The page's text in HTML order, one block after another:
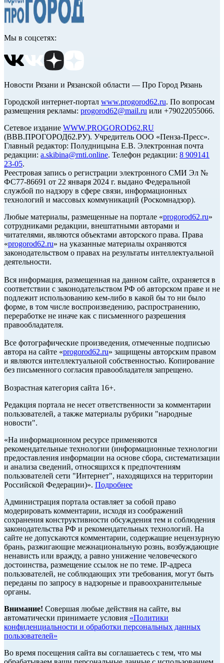
Мы в соцсетях:
Новости Рязани и Рязанской области — Про Город Рязань
Городской интернет-портал www.progorod62.ru. По вопросам
размещения рекламы: progorod62@mail.ru или +79022055066.
Сетевое издание WWW.PROGOROD62.RU
(ВВВ.ПРОГОРОД62.РУ). Учредитель ООО «Пенза-Пресс».
Главный редактор: Полудницына Е.В. Электронная почта
редакции: a.skibina@rnti.online. Телефон редакции: 8 909141
23-05.
Реестровая запись о регистрации электронного СМИ Эл №
ФС77-86691 от 22 января 2024 г. выдано Федеральной
службой по надзору в сфере связи, информационных
технологий и массовых коммуникаций (Роскомнадзор).
Любые материалы, размещенные на портале «progorod62.ru»
сотрудниками редакции, внештатными авторами и
читателями, являются объектами авторского права. Права
«progorod62.ru» на указанные материалы охраняются
законодательством о правах на результаты интеллектуальной
деятельности.
Вся информация, размещенная на данном сайте, охраняется в
соответствии с законодательством РФ об авторском праве и не
подлежит использованию кем-либо в какой бы то ни было
форме, в том числе воспроизведению, распространению,
переработке не иначе как с письменного разрешения
правообладателя.
Все фотографические произведения, отмеченные подписью
автора на сайте «progorod62.ru» защищены авторским правом
и являются интеллектуальной собственностью. Копирование
без письменного согласия правообладателя запрещено.
Возрастная категория сайта 16+.
Редакция портала не несет ответственности за комментарии
пользователей, а также материалы рубрики "народные
новости".
«На информационном ресурсе применяются
рекомендательные технологии (информационные технологии
предоставления информации на основе сбора, систематизации
и анализа сведений, относящихся к предпочтениям
пользователей сети "Интернет", находящихся на территории
Российской Федерации)». Подробнее
Администрация портала оставляет за собой право
модерировать комментарии, исходя из соображений
сохранения конструктивности обсуждения тем и соблюдения
законодательства РФ и рекомендательных технологий. На
сайте не допускаются комментарии, содержащие нецензурную
брань, разжигающие межнациональную рознь, возбуждающие
ненависть или вражду, а равно унижение человеческого
достоинства, размещение ссылок не по теме. IP-адреса
пользователей, не соблюдающих эти требования, могут быть
переданы по запросу в надзорные и правоохранительные
органы.
Внимание! Совершая любые действия на сайте, вы
автоматически принимаете условия «Политики
конфиденциальности и обработки персональных данных
пользователей»
Во время посещения сайта вы соглашаетесь с тем, что мы